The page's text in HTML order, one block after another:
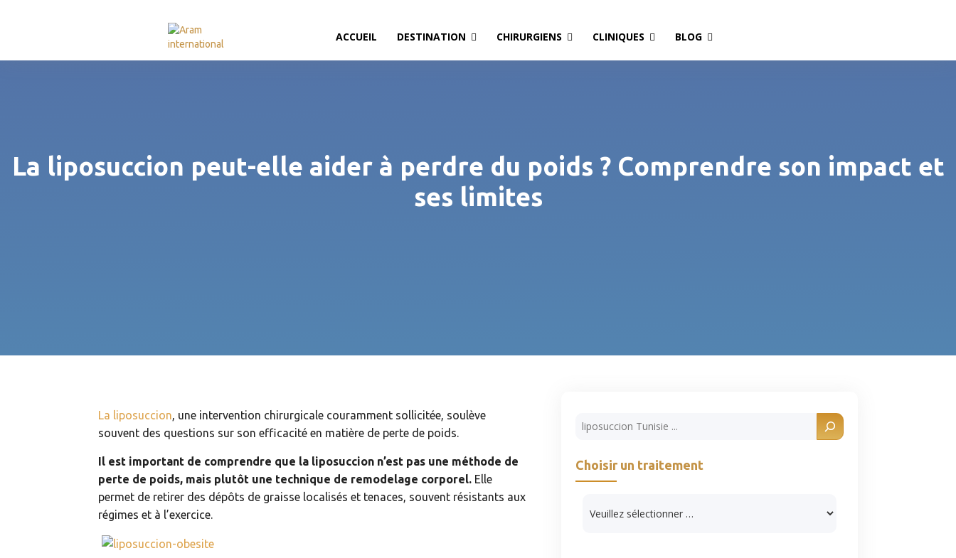
ACCUEIL DESTINATION CHIRURGIENS CLINIQUES BLOG
La liposuccion peut-elle aider à perdre du poids ? Comprendre son impact et
ses limites
La liposuccion, une intervention chirurgicale couramment sollicitée, soulève
souvent des questions sur son efficacité en matière de perte de poids.
Il est important de comprendre que la liposuccion n’est pas une méthode de
perte de poids, mais plutôt une technique de remodelage corporel. Elle
permet de retirer des dépôts de graisse localisés et tenaces, souvent résistants aux
régimes et à l’exercice.
Rechercher
Choisir un traitement
Catégories